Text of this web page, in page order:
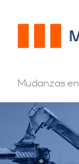
Mudanzas